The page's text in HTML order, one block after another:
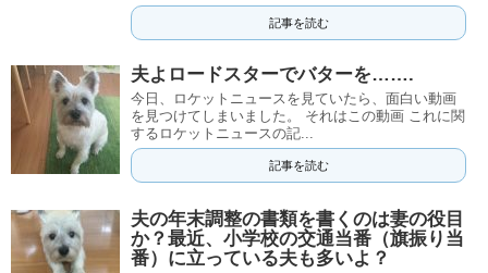
記事を読む
夫よロードスターでバターを…….
今日、ロケットニュースを見ていたら、面白い動画
を見つけてしまいました。 それはこの動画 これに関
するロケットニュースの記...
記事を読む
夫の年末調整の書類を書くのは妻の役目
か？最近、小学校の交通当番（旗振り当
番）に立っている夫も多いよ？